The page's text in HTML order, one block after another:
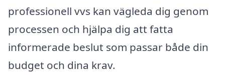
professionell vvs kan vägleda dig genom
processen och hjälpa dig att fatta
informerade beslut som passar både din
budget och dina krav.